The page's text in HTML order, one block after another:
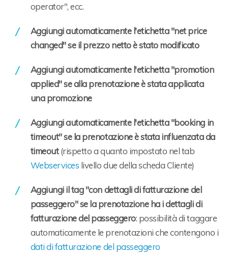
operator", ecc.
Aggiungi automaticamente l'etichetta "net price
changed" se il prezzo netto è stato modificato
Aggiungi automaticamente l'etichetta "promotion
applied" se alla prenotazione è stata applicata
una promozione
Aggiungi automaticamente l'etichetta "booking in
timeout" se la prenotazione è stata influenzata da
timeout(rispetto a quanto impostato nel tab
Webservices livello due della scheda Cliente)
Aggiungi il tag "con dettagli di fatturazione del
passeggero" se la prenotazione ha i dettagli di
fatturazione del passeggero: possibilità di taggare
automaticamente le prenotazioni che contengono i
dati di fatturazione del passeggero